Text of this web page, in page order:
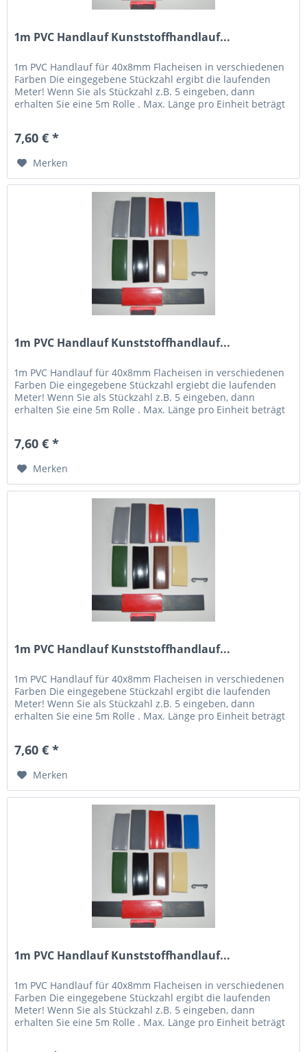
1m PVC Handlauf Kunststoffhandlauf...
1m PVC Handlauf für 40x8mm Flacheisen in verschiedenen
Farben Die eingegebene Stückzahl ergibt die laufenden
Meter! Wenn Sie als Stückzahl z.B. 5 eingeben, dann
erhalten Sie eine 5m Rolle . Max. Länge pro Einheit beträgt
7,60 € *
Merken
1m PVC Handlauf Kunststoffhandlauf...
1m PVC Handlauf für 40x8mm Flacheisen in verschiedenen
Farben Die eingegebene Stückzahl ergiebt die laufenden
Meter! Wenn Sie als Stückzahl z.B. 5 eingeben, dann
erhalten Sie eine 5m Rolle . Max. Länge pro Einheit beträgt
7,60 € *
Merken
1m PVC Handlauf Kunststoffhandlauf...
1m PVC Handlauf für 40x8mm Flacheisen in verschiedenen
Farben Die eingegebene Stückzahl ergibt die laufenden
Meter! Wenn Sie als Stückzahl z.B. 5 eingeben, dann
erhalten Sie eine 5m Rolle . Max. Länge pro Einheit beträgt
7,60 € *
Merken
1m PVC Handlauf Kunststoffhandlauf...
1m PVC Handlauf für 40x8mm Flacheisen in verschiedenen
Farben Die eingegebene Stückzahl ergibt die laufenden
Meter! Wenn Sie als Stückzahl z.B. 5 eingeben, dann
erhalten Sie eine 5m Rolle . Max. Länge pro Einheit beträgt